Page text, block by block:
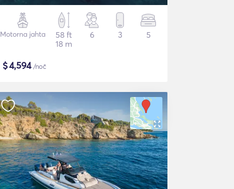
Motorna jahta
58 ft
18 m
6 3 5
$4,594/noč